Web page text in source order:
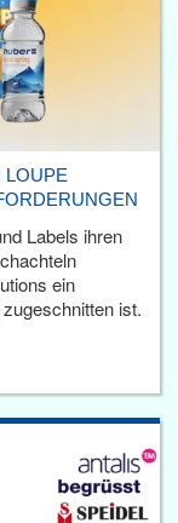
LOUPE
Labels ihren
ein
ist.